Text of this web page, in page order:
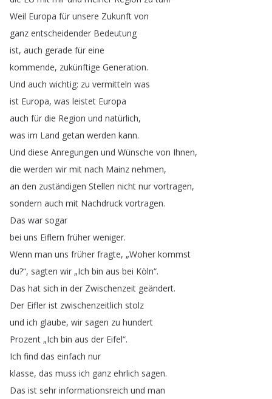
Weil Europa für unsere Zukunft von
ganz entscheidender Bedeutung
ist, auch gerade für eine
kommende, zukünftige Generation.
Und auch wichtig: zu vermitteln was
ist Europa, was leistet Europa
auch für die Region und natürlich,
was im Land getan werden kann.
Und diese Anregungen und Wünsche von Ihnen,
die werden wir mit nach Mainz nehmen,
an den zuständigen Stellen nicht nur vortragen,
sondern auch mit Nachdruck vortragen.
Das war sogar
bei uns Eiflern früher weniger.
Wenn man uns früher fragte, „Woher kommst
du?“, sagten wir „Ich bin aus bei Köln“.
Das hat sich in der Zwischenzeit geändert.
Der Eifler ist zwischenzeitlich stolz
und ich glaube, wir sagen zu hundert
Prozent „Ich bin aus der Eifel“.
Ich find das einfach nur
klasse, das muss ich ganz ehrlich sagen.
Das ist sehr informationsreich und man